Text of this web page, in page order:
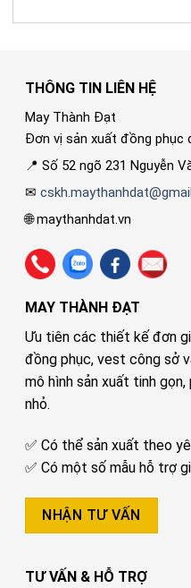
THÔNG TIN LIÊN HỆ
May Thành Đạt
Đơn vị sản xuất đồng phục
📍 Số 52 ngõ 231 Nguyễn
✉
🌐 maythanhdat.vn
MAY THÀNH ĐẠT
Ưu tiên các thiết kế đơn
đồng phục, vest công sở
mô hình sản xuất tinh
nhỏ.
✅ Có thể sản xuất theo
✅ Có một số mẫu hỗ trợ
NHẬN TƯ VẤN
TƯ VẤN & HỖ TRỢ